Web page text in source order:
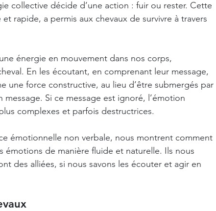
collective décide d’une action : fuir ou rester. Cette
rapide, a permis aux chevaux de survivre à travers
énergie en mouvement dans nos corps,
En les écoutant, en comprenant leur message,
une force constructive, au lieu d’être submergés par
Si ce message est ignoré, l’émotion
complexes et parfois destructrices.
émotionnelle non verbale, nous montrent comment
émotions de manière fluide et naturelle. Ils nous
des alliées, si nous savons les écouter et agir en